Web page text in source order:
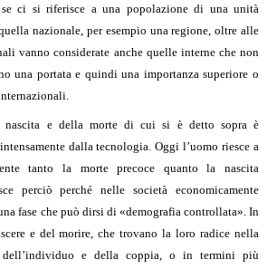
se ci si riferisce a una popolazione di una unità
nazionale, per esempio una regione, oltre alle
vanno considerate anche quelle interne che non
una portata e quindi una importanza superiore o
nascita e della morte di cui si è detto sopra è
dalla tecnologia. Oggi l’uomo riesce a
tanto la morte precoce quanto la nascita
perciò perché nelle società economicamente
fase che può dirsi di «demografia controllata». In
e del morire, che trovano la loro radice nella
dell’individuo e della coppia, o in termini più